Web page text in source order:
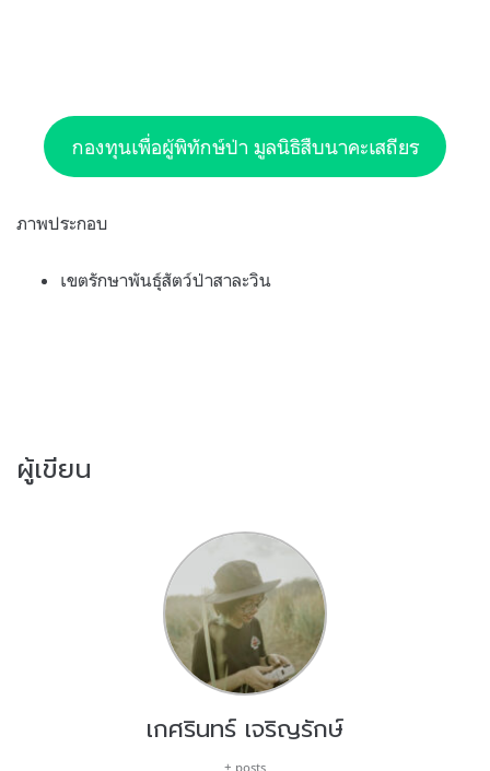
กองทุนเพื่อผู้พิทักษ์ป่า มูลนิธิสืบนาคะเสถียร
ภาพประกอบ
เขตรักษาพันธุ์สัตว์ป่าสาละวิน
ผู้เขียน
เกศรินทร์ เจริญรักษ์
+ posts